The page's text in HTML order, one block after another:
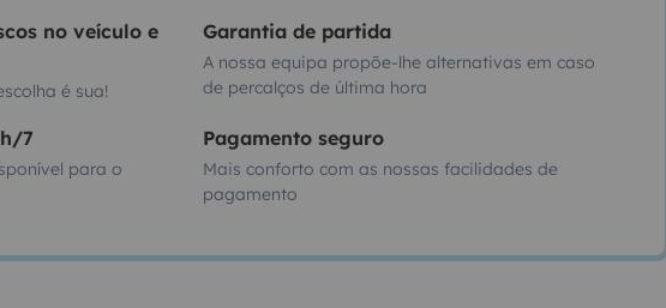
no veículo e
é sua!
Garantia de partida
A nossa equipa propõe-lhe alternativas em caso
de percalços de última hora
7
para o
Pagamento seguro
Mais conforto com as nossas facilidades de
pagamento